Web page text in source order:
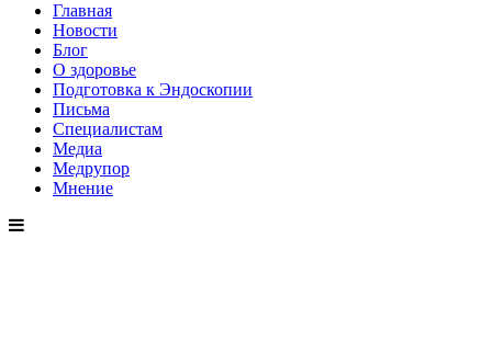
Главная
Новости
Блог
О здоровье
Подготовка к Эндоскопии
Письма
Специалистам
Медиа
Медрупор
Мнение